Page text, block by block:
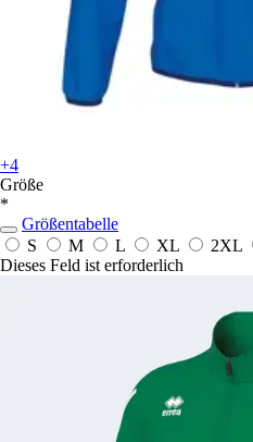
+4
Größe
*
Größentabelle
S
M L XL 2XL
Dieses Feld ist erforderlich